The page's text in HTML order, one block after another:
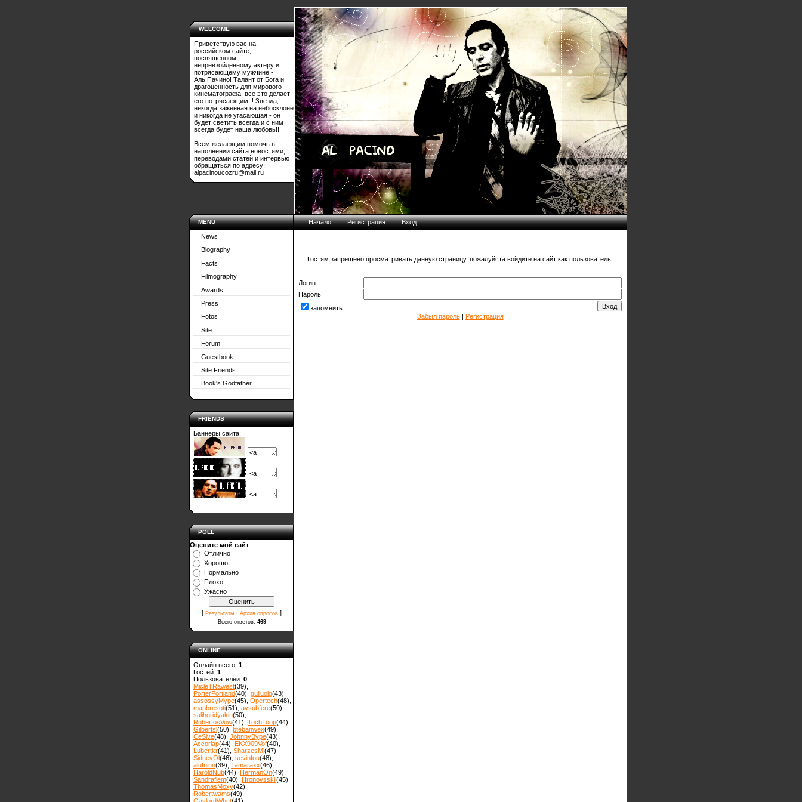
WELCOME
Приветствую вас на
российском сайте,
посвященном
непревзойденному актеру и
потрясающему мужчине -
Аль Пачино! Талант от Бога и
драгоценность для мирового
кинематографа, все это делает
его потрясающим!!! Звезда,
некогда заженная на небосклоне
и никогда не угасающая - он
будет светить всегда и с ним
всегда будет наша любовь!!!
Всем желающим помочь в
наполнении сайта новостями,
переводами статей и интервью
обращаться по адресу:
alpacinoucozru@mail.ru
MENU
News
Biography
Facts
Filmography
Awards
Press
Fotos
Site
Forum
Guestbook
Site Friends
Book's Godfather
FRIENDS
Баннеры сайта:
POLL
Оцените мой сайт
Отлично
Хорошо
Нормально
Плохо
Ужасно
[ Результаты · Архив опросов ]
Всего ответов: 469
ONLINE
Онлайн всего: 1
Гостей: 1
Пользователей: 0
MicleTRawest(39)
PorterPortland(40) gulluolg(43)
assossyMype(45) Opertech(48)
mapbresoti(51) avsubfere(50)
salihgridyakin(50)
RobertosVow(41) TochToop(44)
Gilbertsl(50) btebanwex(49)
CeSive(48) JohnnyBype(43)
Accoriap(44) EKX909Vof(40)
Lubertkr(41) SharzesMi(47)
SidneyOl(46) sevinfou(48)
alufnino(39) Tamaraxx(46)
HaroldNub(44) HermanOn(49)
Sandraflem(40) Hronovsskii(45)
ThomasMoxy(42)
Robertwams(49)
Начало Регистрация Вход
Гостям запрещено просматривать данную страницу, пожалуйста войдите на сайт как пользователь.
Логин:
Пароль:
запомнить
Забыл пароль| Регистрация